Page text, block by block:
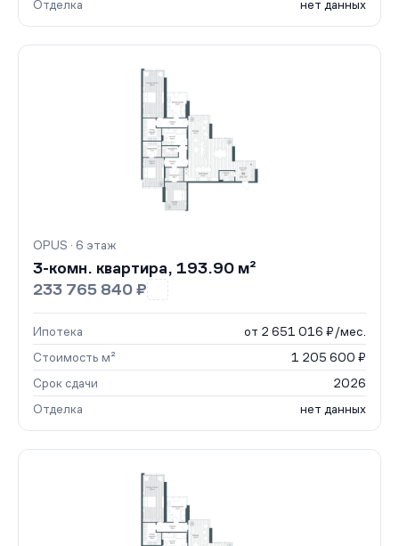
Отделка нет данных
OPUS · 6 этаж
3-комн. квартира, 193.90 м²
233 765 840 ₽
Ипотека
от 2 651 016 ₽/мес.
Стоимость м²
1 205 600 ₽
Срок сдачи
2026
Отделка
нет данных